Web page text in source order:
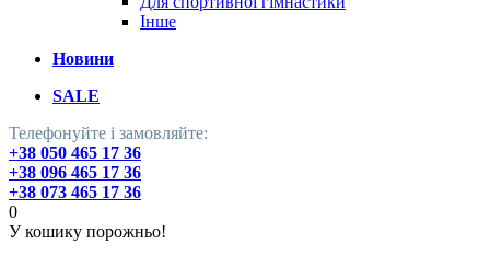
Інше
Новини
SALE
Телефонуйте і замовляйте:
+38 050 465 17 36
+38 096 465 17 36
+38 073 465 17 36
0
У кошику порожньо!